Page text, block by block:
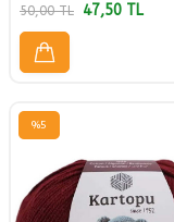
50,00TL 47,50 TL
%5